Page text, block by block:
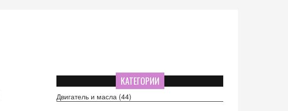
КАТЕГОРИИ
Двигатель и масла (44)